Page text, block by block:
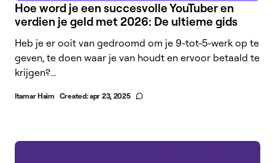
Hoe word je een succesvolle YouTuber en
verdien je geld met 2026: De ultieme gids
Heb je er ooit van gedroomd om je 9-tot-5-werk op te
geven, te doen waar je van houdt en ervoor betaald te
krijgen?...
Itamar Haim Created:apr 23, 2025